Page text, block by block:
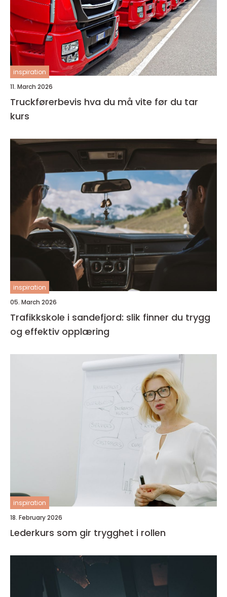
inspiration
11. March 2026
Truckførerbevis hva du må vite før du tar
kurs
inspiration
05. March 2026
Trafikkskole i sandefjord: slik finner du trygg
og effektiv opplæring
inspiration
18. February 2026
Lederkurs som gir trygghet i rollen